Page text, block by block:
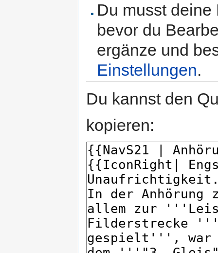
Du musst
bevor du
ergänze und
Einstellungen.
Du kannst den
kopieren: